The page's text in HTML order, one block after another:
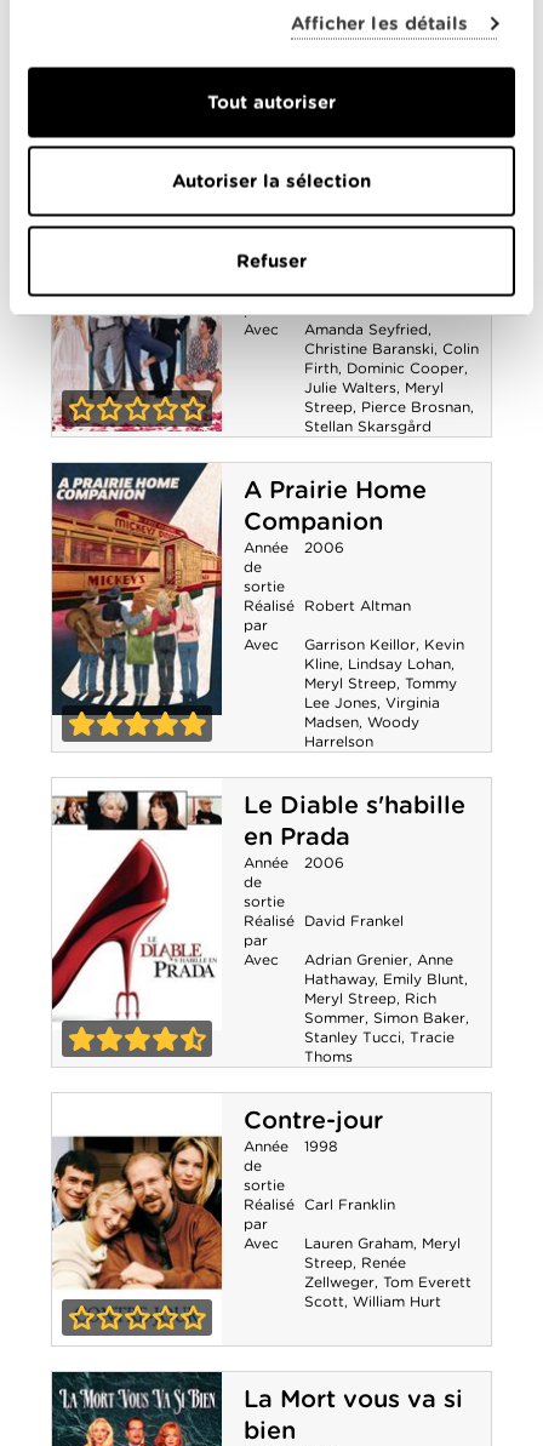
Afficher les détails
Tout autoriser
Autoriser la sélection
Refuser
La Dame de fer
Phyllida Lloyd
Lloyd,Iain Glen,Jim
Streep
Mamma Mia !
Année
de
sortie
2008
Réalisé
par
Phyllida Lloyd
Avec Amanda Seyfried,
Christine Baranski, Colin
Firth, Dominic Cooper,
Julie Walters, Meryl
Streep, Pierce Brosnan,
Stellan Skarsgård
A Prairie Home
Companion
A Prairie Home
Companion
Année
de
sortie
2006
Réalisé
par
Robert Altman
Avec Garrison Keillor, Kevin
Kline, Lindsay Lohan,
Meryl Streep, Tommy
Lee Jones, Virginia
Madsen, Woody
Harrelson
Le Diable s'habille
en Prada
Le Diable
s'habille en
Prada
Année
de
sortie
2006
Réalisé
par
David Frankel
Avec Adrian Grenier, Anne
Hathaway, Emily Blunt,
Meryl Streep, Rich
Sommer, Simon Baker,
Stanley Tucci, Tracie
Thoms
Contre-jour
Contre-jour
Année
de
sortie
1998
Réalisé
par
Carl Franklin
Avec Lauren Graham, Meryl
Streep, Renée
Zellweger, Tom Everett
Scott, William Hurt
La Mort vous va si
bien